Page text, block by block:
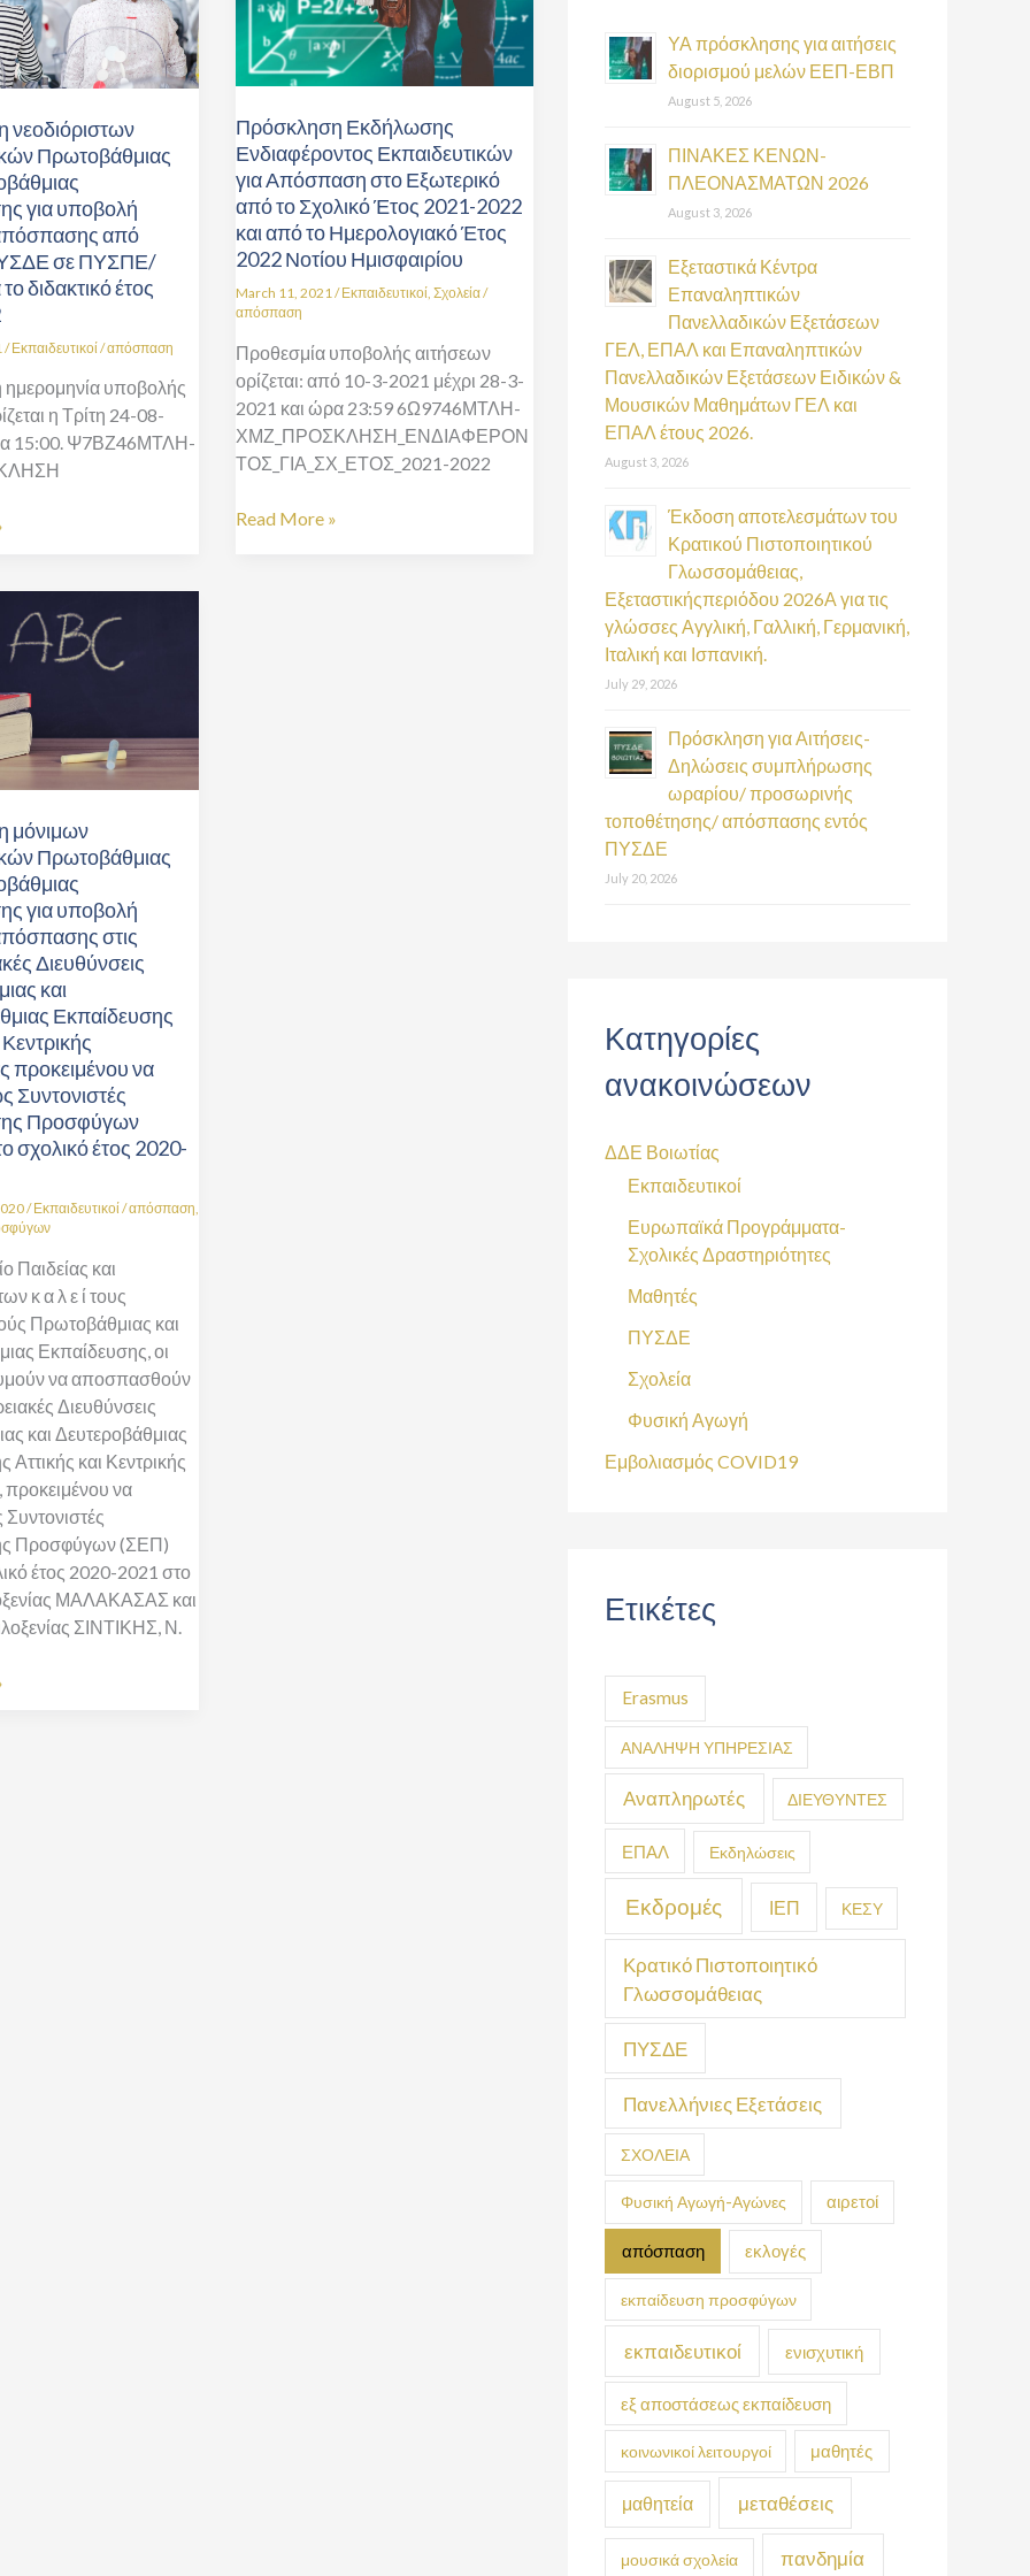
Πρωτοβάθμιας
για υποβολή
από
σε ΠΥΣΠΕ/
διδακτικό έτος
/Εκπαιδευτικοί/απόσπαση
ημερομηνία υποβολής
η Τρίτη 24-08-
15:00. Ψ7ΒΖ46ΜΤΛΗ-
Πρόσκληση Εκδήλωσης
Ενδιαφέροντος Εκπαιδευτικών
για Απόσπαση στο Εξωτερικό
από το Σχολικό Έτος 2021-2022
και από το Ημερολογιακό Έτος
2022 Νοτίου Ημισφαιρίου
March 11, 2021/Εκπαιδευτικοί,Σχολεία/
απόσπαση
Προθεσμία υποβολής αιτήσεων
ορίζεται: από 10-3-2021 μέχρι 28-3-
2021 και ώρα 23:59 6Ω9746ΜΤΛΗ-
ΧΜΖ_ΠΡΟΣΚΛΗΣΗ_ΕΝΔΙΑΦΕΡΟΝ
ΤΟΣ_ΓΙΑ_ΣΧ_ΕΤΟΣ_2021-2022
για
Απόσπαση
στο
από
το
Σχολικό
Έτος
2021-
2022
και
από
το
Ημερολογιακό
Έτος
2022
Νοτίου
Read More »
μόνιμων
Πρωτοβάθμιας
για υποβολή
στις
Διευθύνσεις
και
Εκπαίδευσης
προκειμένου να
Συντονιστές
Προσφύγων
σχολικό έτος 2020-
/Εκπαιδευτικοί/απόσπαση,
Παιδείας και
κ α λ ε ί τους
Πρωτοβάθμιας και
Εκπαίδευσης, οι
να αποσπασθούν
Διευθύνσεις
και Δευτεροβάθμιας
Αττικής και Κεντρικής
προκειμένου να
Προσφύγων (ΣΕΠ)
έτος 2020-2021 στο
ΜΑΛΑΚΑΣΑΣ και
ΣΙΝΤΙΚΗΣ, Ν.
f
o
ΥΑ πρόσκλησης για αιτήσεις
διορισμού μελών ΕΕΠ-ΕΒΠ
August 5, 2026
ΠΙΝΑΚΕΣ ΚΕΝΩΝ-
ΠΛΕΟΝΑΣΜΑΤΩΝ 2026
August 3, 2026
Εξεταστικά Κέντρα
Επαναληπτικών
Πανελλαδικών Εξετάσεων
ΓΕΛ, ΕΠΑΛ και Επαναληπτικών
Πανελλαδικών Εξετάσεων Ειδικών &
Μουσικών Μαθημάτων ΓΕΛ και
ΕΠΑΛ έτους 2026.
August 3, 2026
Έκδοση αποτελεσμάτων του
Κρατικού Πιστοποιητικού
Γλωσσομάθειας,
Εξεταστικήςπεριόδου 2026Α για τις
γλώσσες Αγγλική, Γαλλική, Γερμανική,
Ιταλική και Ισπανική.
July 29, 2026
Πρόσκληση για Αιτήσεις-
Δηλώσεις συμπλήρωσης
ωραρίου/ προσωρινής
τοποθέτησης/ απόσπασης εντός
ΠΥΣΔΕ
July 20, 2026
Κατηγορίες
ανακοινώσεων
ΔΔΕ Βοιωτίας
Εκπαιδευτικοί
Ευρωπαϊκά Προγράμματα-
Σχολικές Δραστηριότητες
Μαθητές
ΠΥΣΔΕ
Σχολεία
Φυσική Αγωγή
Εμβολιασμός COVID19
Ετικέτες
Erasmus
ΑΝΑΛΗΨΗ ΥΠΗΡΕΣΙΑΣ
Αναπληρωτές ΔΙΕΥΘΥΝΤΕΣ
ΕΠΑΛ Εκδηλώσεις
Εκδρομές ΙΕΠ ΚΕΣΥ
Κρατικό Πιστοποιητικό
Γλωσσομάθειας
ΠΥΣΔΕ
Πανελλήνιες Εξετάσεις
ΣΧΟΛΕΙΑ
Φυσική Αγωγή-Αγώνες αιρετοί
απόσπαση εκλογές
εκπαίδευση προσφύγων
εκπαιδευτικοί ενισχυτική
εξ αποστάσεως εκπαίδευση
κοινωνικοί λειτουργοί μαθητές
μαθητεία μεταθέσεις
μουσικά σχολεία πανδημία